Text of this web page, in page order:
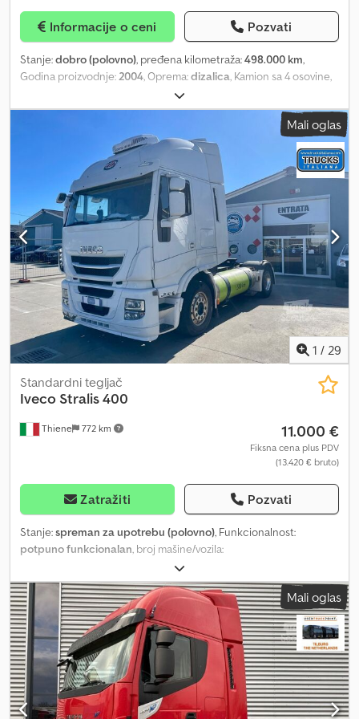
Informacije o ceni Pozvati
Stanje:dobro (polovno), pređena kilometraža:498.000 km,
Godina proizvodnje:2004, Oprema:dizalica, Kamion sa 4 osovine,
nosivosti 32t, opremljen trostranim kiperskim sandukom dimenzija
5,60x2,55m, korisna nosivost 12.150 kg, kranom Copma serije 500 sa
4 hidraulična izvlačenja, 4 stabilizatora, daljinskim upravljačem,
automatskim menjačem, priključivo za vuču prikolice. Napomena:
Opis vozila je informativan i može sadržati greške ili netačnosti.
Molimo vas da nas kontaktirate radi provere tačnih podataka.
Crsdpst Swumofx Ap Ijf
Mali oglas
1 / 29
Thiene 772 km
Standardni tegljač
Iveco Stralis 400
11.000 €
Fiksna cena plus PDV
(13.420 € bruto)
Zatražiti Pozvati
Stanje:spreman za upotrebu (polovno), Funkcionalnost:
potpuno funkcionalan, broj mašine/vozila:
, pređena kilometraža:
registracija:11/2017, vrsta goriva:gas, dimenzija gume:315/70 R
22.5
, stanje pneumatika:40 procenat, konfiguracija osovina: 4x2,
međuosovinsko rastojanje:3.790 mm , gorivo:
tečni prirodni gas
(LNG), energetska efikasnost:A+, kočnice: intarder, boja: bela, tip
prenosa:automatski, emisioni razred: Euro 6 , suspencija:čelik-
zrak
, broj ležajeva:2, ukupna dužina: 6.250 mm , ukupna širina:
2.550 mm, ukupna visina:3.760 mm, Godina proizvodnje:2017,
Oprema:ABS, Bluetooth, EBS (Elektronski kočioni sistem),
Mali oglas